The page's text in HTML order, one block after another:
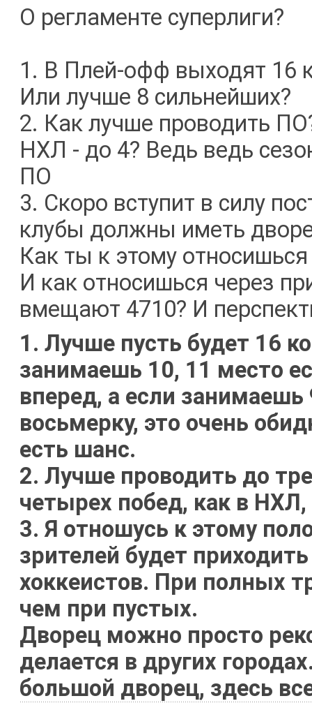
О регламенте суперлиги?
1. В Плей-офф выходят 16
Или лучше 8 сильнейших?
2. Как лучше проводить
НХЛ - до 4? Ведь ведь
ПО
3. Скоро вступит в силу
клубы должны иметь
Как ты к этому
И как относишься через
вмещают 4710? И
1. Лучше пусть будет 16
занимаешь 10, 11 место
вперед, а если
восьмерку, это очень
есть шанс.
2. Лучше проводить до
четырех побед, как в
3. Я отношусь к этому
зрителей будет
хоккеистов. При полных
чем при пустых.
Дворец можно просто
делается в других
большой дворец, здесь